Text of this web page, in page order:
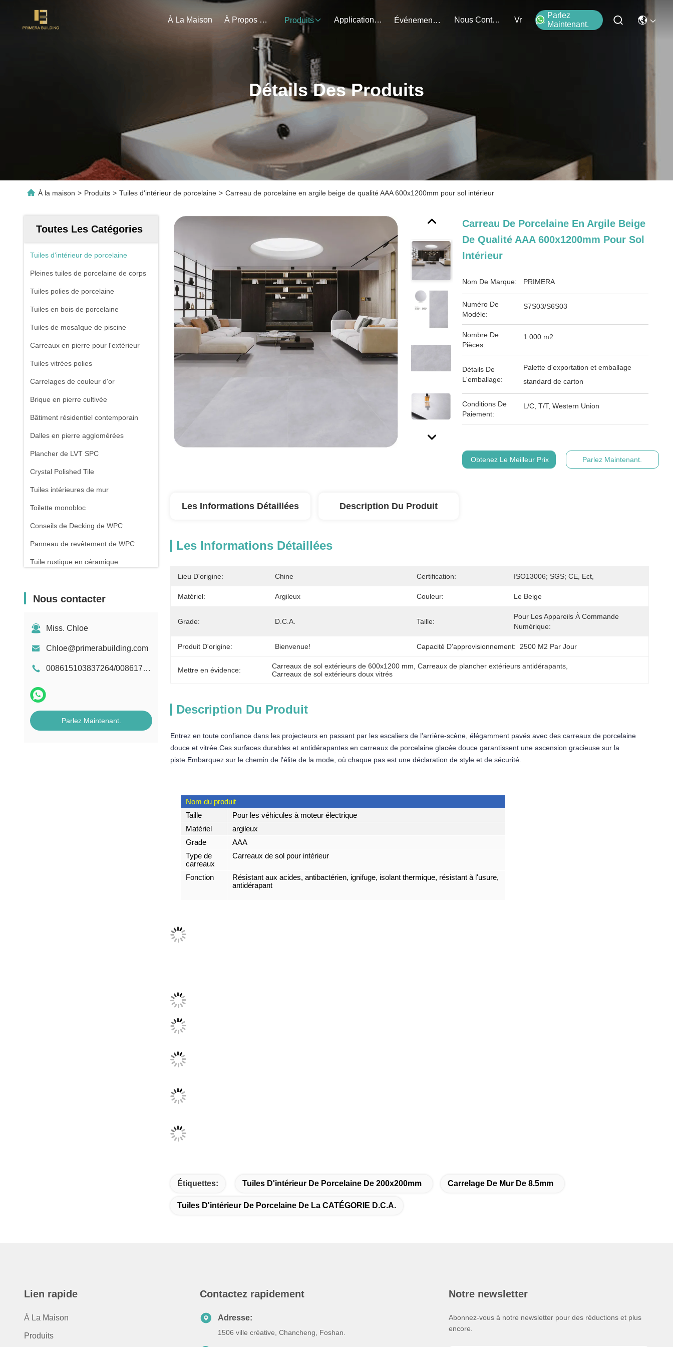
À La Maison À Propos De Nous Produits Application Du Projet Événements Nous Contacter Vr
Parlez
Maintenant.
Détails Des Produits
À la maison > Produits > Tuiles d'intérieur de porcelaine > Carreau de porcelaine en argile beige de qualité AAA 600x1200mm pour sol intérieur
Toutes Les Catégories
Tuiles d'intérieur de porcelaine
Pleines tuiles de porcelaine de corps
Tuiles polies de porcelaine
Tuiles en bois de porcelaine
Tuiles de mosaïque de piscine
Carreaux en pierre pour l'extérieur
Tuiles vitrées polies
Carrelages de couleur d'or
Brique en pierre cultivée
Bâtiment résidentiel contemporain
Dalles en pierre agglomérées
Plancher de LVT SPC
Crystal Polished Tile
Tuiles intérieures de mur
Toilette monobloc
Conseils de Decking de WPC
Panneau de revêtement de WPC
Tuile rustique en céramique
Nous contacter
Miss. Chloe
Chloe@primerabuilding.com
008615103837264/008617818909251
Parlez Maintenant.
Carreau De Porcelaine En Argile Beige
De Qualité AAA 600x1200mm Pour Sol
Intérieur
Nom De Marque: PRIMERA
Numéro De
Modèle:
S7S03/S6S03
Nombre De
Pièces:
1 000 m2
Détails De
L'emballage:
Palette d'exportation et emballage
standard de carton
Conditions De
Paiement:
L/C, T/T, Western Union
Obtenez Le Meilleur Prix Parlez Maintenant.
Les Informations Détaillées Description Du Produit
Les Informations Détaillées
Lieu D'origine: Chine Certification: ISO13006; SGS; CE, Ect,
Matériel: Argileux Couleur: Le Beige
Grade: D.C.A. Taille:
Pour Les Appareils À Commande
Numérique:
Produit D'origine: Bienvenue! Capacité D'approvisionnement: 2500 M2 Par Jour
Mettre en évidence: Carreaux de sol extérieurs de 600x1200 mm , Carreaux de plancher extérieurs antidérapants
Carreaux de sol extérieurs doux vitrés
Description Du Produit
Entrez en toute confiance dans les projecteurs en passant par les escaliers de l'arrière-scène, élégamment pavés avec des carreaux de porcelaine
douce et vitrée.Ces surfaces durables et antidérapantes en carreaux de porcelaine glacée douce garantissent une ascension gracieuse sur la
piste.Embarquez sur le chemin de l'élite de la mode, où chaque pas est une déclaration de style et de sécurité.
Nom du produit
Taille
Pour les véhicules à moteur électrique
Matériel
argileux
Grade
AAA
Type de
carreaux
Carreaux de sol pour intérieur
Fonction
Résistant aux acides, antibactérien, ignifuge, isolant thermique, résistant à l'usure,
antidérapant
Tuiles D'intérieur De Porcelaine De La CATÉGORIE D.C.A.
À La Maison Adresse:
Téléphone :
86--17818909251
Abonnez-vous à notre newsletter pour des réductions et plus
encore.